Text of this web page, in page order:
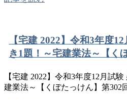
【宅建 2022】令和3年度
き1題！～宅建業法～【く
【宅建 2022】令和3年度12月試
建業法～【くぼたっけん】第302